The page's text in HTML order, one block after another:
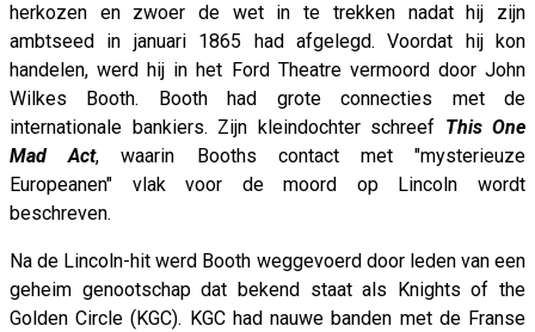
herkozen en zwoer de wet in te trekken nadat hij zijn
ambtseed in januari 1865 had afgelegd. Voordat hij kon
handelen, werd hij in het Ford Theatre vermoord door John
Wilkes Booth. Booth had grote connecties met de
internationale bankiers. Zijn kleindochter schreef This One
Mad Act, waarin Booths contact met "mysterieuze
Europeanen" vlak voor de moord op Lincoln wordt
beschreven.
Na de Lincoln-hit werd Booth weggevoerd door leden van een
geheim genootschap dat bekend staat als Knights of the
Golden Circle (KGC). KGC had nauwe banden met de Franse